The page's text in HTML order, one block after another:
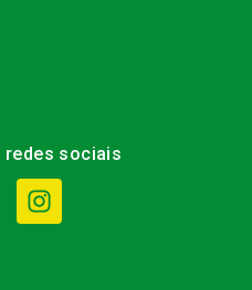
redes sociais